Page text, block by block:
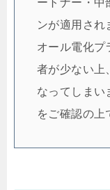
ートナー・中
ンが適用され
オール電化プ
者が少ない上
なってしまい
をご確認の上